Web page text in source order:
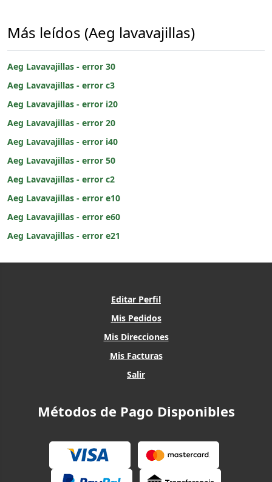
Más leídos (Aeg lavavajillas)
Aeg Lavavajillas - error 30
Aeg Lavavajillas - error c3
Aeg Lavavajillas - error i20
Aeg Lavavajillas - error 20
Aeg Lavavajillas - error i40
Aeg Lavavajillas - error 50
Aeg Lavavajillas - error c2
Aeg Lavavajillas - error e10
Aeg Lavavajillas - error e60
Aeg Lavavajillas - error e21
Editar Perfil
Mis Pedidos
Mis Direcciones
Mis Facturas
Salir
Métodos de Pago Disponibles